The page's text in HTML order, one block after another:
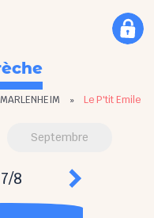
MARLENHEIM » Le P'tit Emile
Septembre
8